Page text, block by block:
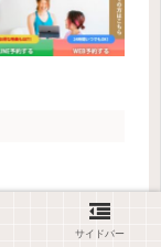
サイドバー